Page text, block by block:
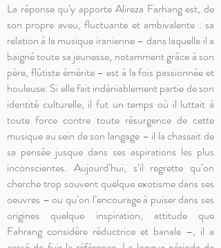
La réponse qu’y apporte Alireza Farhang est, de
son propre aveu, fluctuante et ambivalente : sa
relation à la musique iranienne – dans laquelle il a
baigné toute sa jeunesse, notamment grâce à son
père, flûtiste émérite – est à la fois passionnée et
houleuse. Si elle fait indéniablement partie de son
identité culturelle, il fut un temps où il luttait à
toute force contre toute résurgence de cette
musique au sein de son langage – il la chassait de
sa pensée jusque dans ses aspirations les plus
inconscientes. Aujourd’hui, s’il regrette qu’on
cherche trop souvent quelque exotisme dans ses
oeuvres – ou qu’on l’encourage à puiser dans ses
origines quelque inspiration, attitude que
Fahrang considère réductrice et banale –, il a